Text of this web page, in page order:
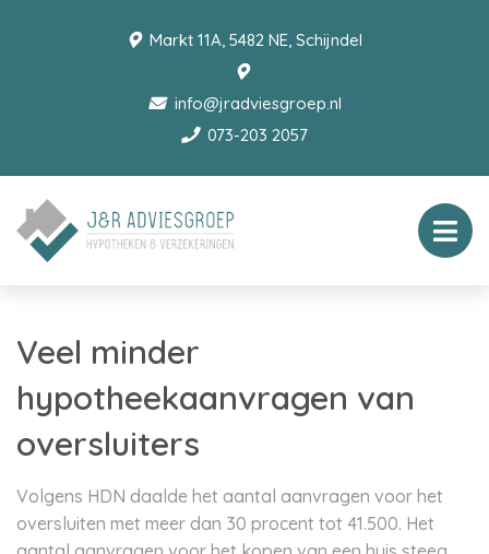
Markt 11A, 5482 NE, Schijndel
info@jradviesgroep.nl
073-203 2057
Veel minder
hypotheekaanvragen van
oversluiters
Volgens HDN daalde het aantal aanvragen voor het
oversluiten met meer dan 30 procent tot 41.500. Het